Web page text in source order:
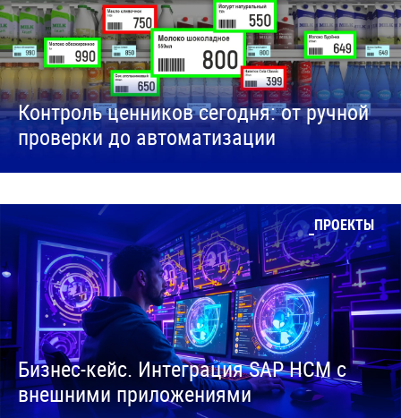
Контроль ценников сегодня: от ручной
проверки до автоматизации
ПРОЕКТЫ
Бизнес-кейс. Интеграция SAP HCM с
внешними приложениями